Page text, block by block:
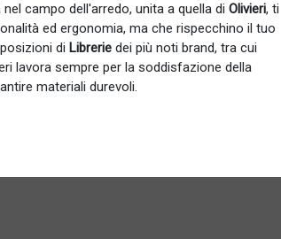
campo dell'arredo, unita a quella di Olivieri, ti
ed ergonomia, ma che rispecchino il tuo
di Librerie dei più noti brand, tra cui
lavora sempre per la soddisfazione della
materiali durevoli.